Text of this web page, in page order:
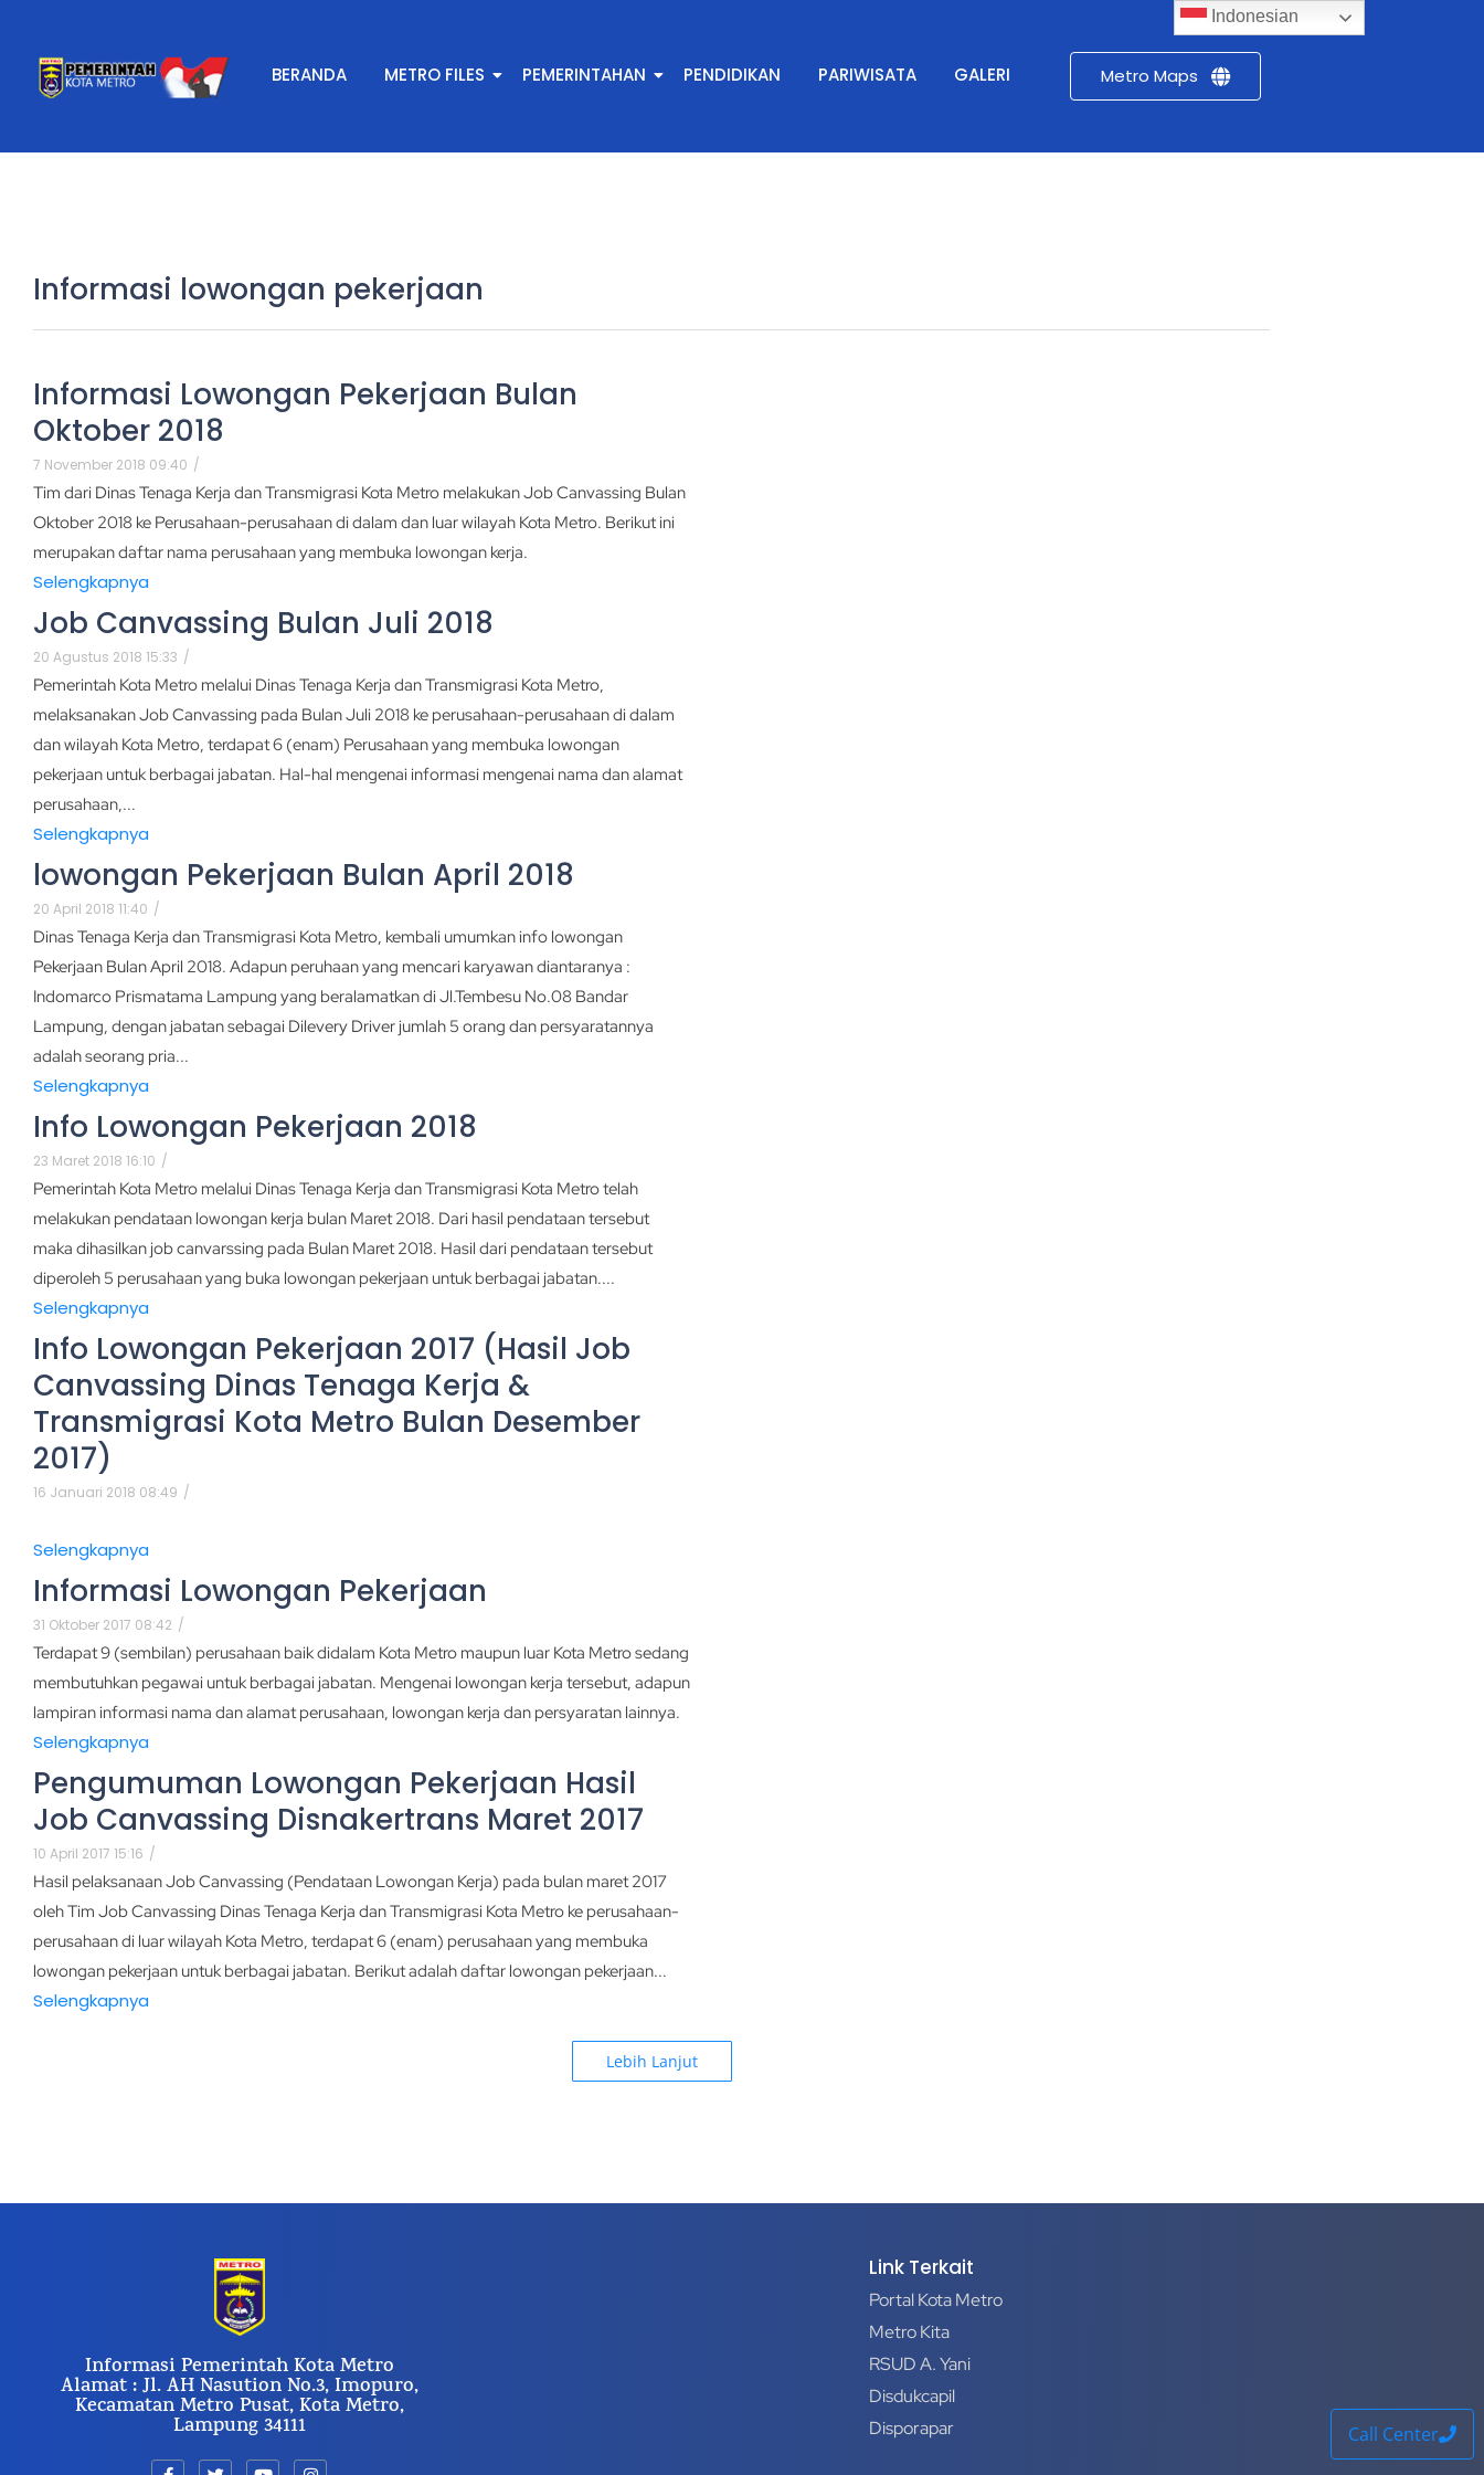
BERANDA METRO FILES PEMERINTAHAN PENDIDIKAN PARIWISATA GALERI Metro Maps
Informasi lowongan pekerjaan
Informasi Lowongan Pekerjaan Bulan
Oktober 2018
7 November 2018 09:40 /
Tim dari Dinas Tenaga Kerja dan Transmigrasi Kota Metro melakukan Job Canvassing Bulan
Oktober 2018 ke Perusahaan-perusahaan di dalam dan luar wilayah Kota Metro. Berikut ini
merupakan daftar nama perusahaan yang membuka lowongan kerja.
Selengkapnya
Job Canvassing Bulan Juli 2018
20 Agustus 2018 15:33 /
Pemerintah Kota Metro melalui Dinas Tenaga Kerja dan Transmigrasi Kota Metro,
melaksanakan Job Canvassing pada Bulan Juli 2018 ke perusahaan-perusahaan di dalam
dan wilayah Kota Metro, terdapat 6 (enam) Perusahaan yang membuka lowongan
pekerjaan untuk berbagai jabatan. Hal-hal mengenai informasi mengenai nama dan alamat
perusahaan,...
Selengkapnya
lowongan Pekerjaan Bulan April 2018
20 April 2018 11:40 /
Dinas Tenaga Kerja dan Transmigrasi Kota Metro, kembali umumkan info lowongan
Pekerjaan Bulan April 2018. Adapun peruhaan yang mencari karyawan diantaranya :
Indomarco Prismatama Lampung yang beralamatkan di Jl.Tembesu No.08 Bandar
Lampung, dengan jabatan sebagai Dilevery Driver jumlah 5 orang dan persyaratannya
adalah seorang pria...
Selengkapnya
Info Lowongan Pekerjaan 2018
23 Maret 2018 16:10 /
Pemerintah Kota Metro melalui Dinas Tenaga Kerja dan Transmigrasi Kota Metro telah
melakukan pendataan lowongan kerja bulan Maret 2018. Dari hasil pendataan tersebut
maka dihasilkan job canvarssing pada Bulan Maret 2018. Hasil dari pendataan tersebut
diperoleh 5 perusahaan yang buka lowongan pekerjaan untuk berbagai jabatan....
Selengkapnya
Info Lowongan Pekerjaan 2017 (Hasil Job
Canvassing Dinas Tenaga Kerja &
Transmigrasi Kota Metro Bulan Desember
2017)
16 Januari 2018 08:49 /
Selengkapnya
Informasi Lowongan Pekerjaan
31 Oktober 2017 08:42 /
Terdapat 9 (sembilan) perusahaan baik didalam Kota Metro maupun luar Kota Metro sedang
membutuhkan pegawai untuk berbagai jabatan. Mengenai lowongan kerja tersebut, adapun
lampiran informasi nama dan alamat perusahaan, lowongan kerja dan persyaratan lainnya.
Selengkapnya
Pengumuman Lowongan Pekerjaan Hasil
Job Canvassing Disnakertrans Maret 2017
10 April 2017 15:16 /
Hasil pelaksanaan Job Canvassing (Pendataan Lowongan Kerja) pada bulan maret 2017
oleh Tim Job Canvassing Dinas Tenaga Kerja dan Transmigrasi Kota Metro ke perusahaan-
perusahaan di luar wilayah Kota Metro, terdapat 6 (enam) perusahaan yang membuka
lowongan pekerjaan untuk berbagai jabatan. Berikut adalah daftar lowongan pekerjaan...
Selengkapnya
Lebih Lanjut
Informasi Pemerintah Kota Metro
Alamat : Jl. AH Nasution No.3, Imopuro,
Kecamatan Metro Pusat, Kota Metro,
Lampung 34111
Link Terkait
Portal Kota Metro
Metro Kita
RSUD A. Yani
Disdukcapil
Disporapar
Call Center
Indonesian